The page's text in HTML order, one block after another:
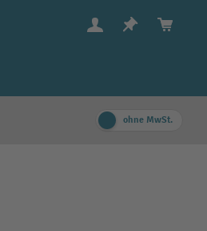
ohne MwSt.